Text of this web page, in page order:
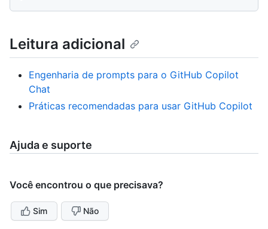
Leitura adicional
Engenharia de prompts para o GitHub Copilot
Chat
Práticas recomendadas para usar GitHub Copilot
Ajuda e suporte
Você encontrou o que precisava?
Sim Não